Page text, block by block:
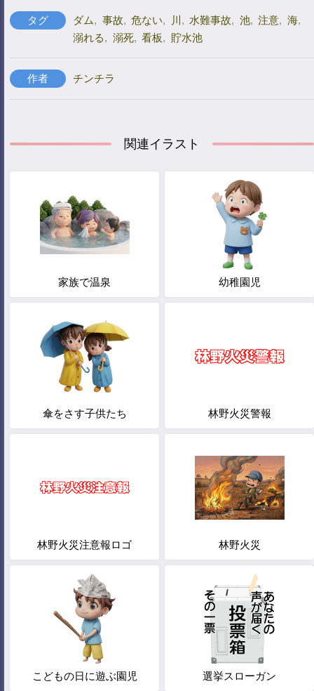
タグ ダム, 事故, 危ない, 川 , 水難事故, 池, 注意, 海,
溺れる, 溺死, 看板, 貯水池
作者 チンチラ
関連イラスト
家族で温泉 幼稚園児
傘をさす子供たち 林野火災警報
林野火災注意報ロゴ 林野火災
こどもの日に遊ぶ園児 選挙スローガン